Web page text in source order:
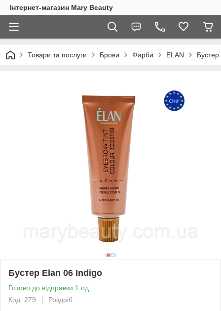
Інтернет-магазин Mary Beauty
Товари та послуги Брови Фарби ELAN
Бустер Elan 06 Indigo
Готово до відправки 1 од.
Код: 279
Роздріб